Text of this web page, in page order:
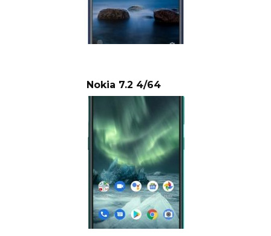
Nokia 7.2 4/64